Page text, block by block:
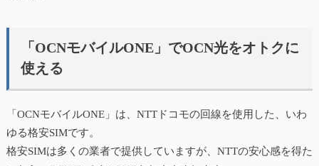
「OCNモバイルONE」でOCN光をオトクに
使える
「OCNモバイルONE」は、NTTドコモの回線を使用した、いわ
ゆる格安SIMです。
格安SIMは多くの業者で提供していますが、NTTの安心感を得た